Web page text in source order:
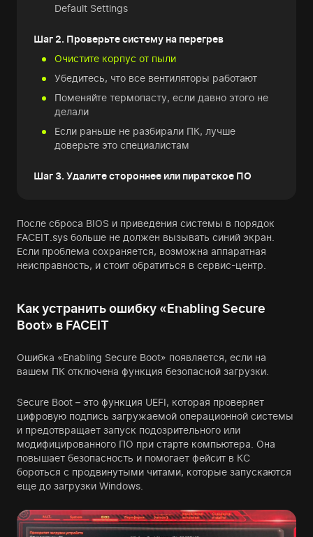
Default Settings
Шаг 2. Проверьте систему на перегрев
Очистите корпус от пыли
Убедитесь, что все вентиляторы работают
Поменяйте термопасту, если давно этого не
делали
Если раньше не разбирали ПК, лучше
доверьте это специалистам
Шаг 3. Удалите стороннее или пиратское ПО
После сброса BIOS и приведения системы в порядок
FACEIT.sys больше не должен вызывать синий экран.
Если проблема сохраняется, возможна аппаратная
неисправность, и стоит обратиться в сервис-центр.
Как устранить ошибку «Enabling Secure
Boot» в FACEIT
Ошибка «Enabling Secure Boot» появляется, если на
вашем ПК отключена функция безопасной загрузки.
Secure Boot – это функция UEFI, которая проверяет
цифровую подпись загружаемой операционной системы
и предотвращает запуск подозрительного или
модифицированного ПО при старте компьютера. Она
повышает безопасность и помогает фейсит в КС
бороться с продвинутыми читами, которые запускаются
еще до загрузки Windows.